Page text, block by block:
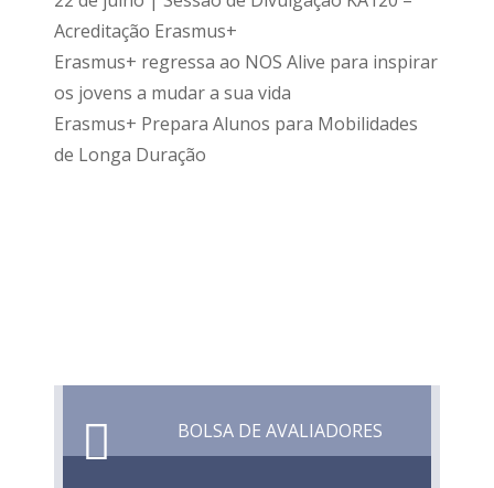
Acreditação Erasmus+
Erasmus+ regressa ao NOS Alive para inspirar
os jovens a mudar a sua vida
Erasmus+ Prepara Alunos para Mobilidades
de Longa Duração
BOLSA DE AVALIADORES